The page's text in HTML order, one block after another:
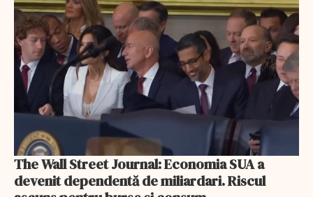
The Wall Street Journal: Economia SUA a
devenit dependentă de miliardari. Riscul